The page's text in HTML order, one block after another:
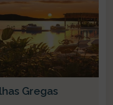
Gregas